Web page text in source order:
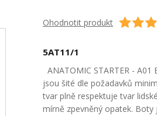
Ohodnotit produkt
5AT11/1
ANATOMIC STARTER - A01
jsou šité dle požadavků
tvar plně respektuje tvar
mírně zpevněný opatek. Boty